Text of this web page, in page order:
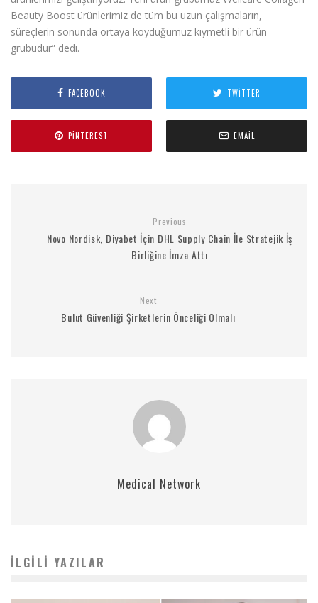
Beauty Boost ürünlerimiz de tüm bu uzun çalışmaların,
süreçlerin sonunda ortaya koyduğumuz kıymetli bir ürün
grubudur” dedi.
FACEBOOK TWITTER
PINTEREST EMAIL
Previous
Novo Nordisk, Diyabet İçin DHL Supply Chain İle Stratejik İş
Birliğine İmza Attı
Next
Bulut Güvenliği Şirketlerin Önceliği Olmalı
Medical Network
İLGILI YAZILAR